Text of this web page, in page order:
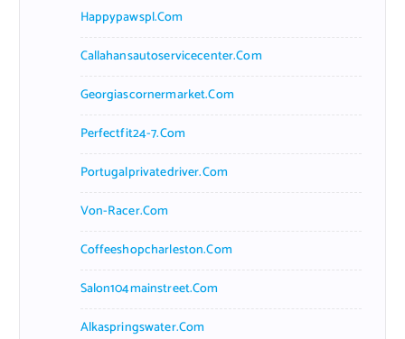
Happypawspl.com
Callahansautoservicecenter.com
Georgiascornermarket.com
Perfectfit24-7.com
Portugalprivatedriver.com
Von-Racer.com
Coffeeshopcharleston.com
Salon104mainstreet.com
Alkaspringswater.com